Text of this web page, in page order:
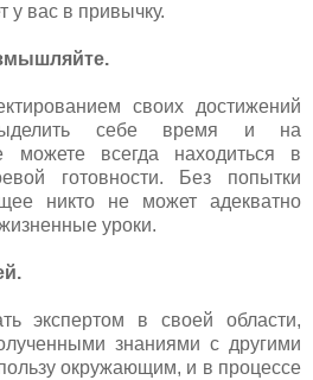
у вас в привычку.
своих достижений
себе время и на
всегда находиться в
готовности. Без попытки
никто не может адекватно
уроки.
экспертом в своей области,
знаниями с другими
окружающим, и в процессе